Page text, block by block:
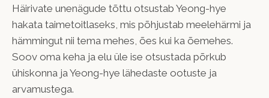
Häirivate unenägude tõttu otsustab Yeong-hye
hakata taimetoitlaseks, mis põhjustab meelehärmi ja
hämmingut nii tema mehes, ões kui ka õemehes.
Soov oma keha ja elu üle ise otsustada põrkub
ühiskonna ja Yeong-hye lähedaste ootuste ja
arvamustega.